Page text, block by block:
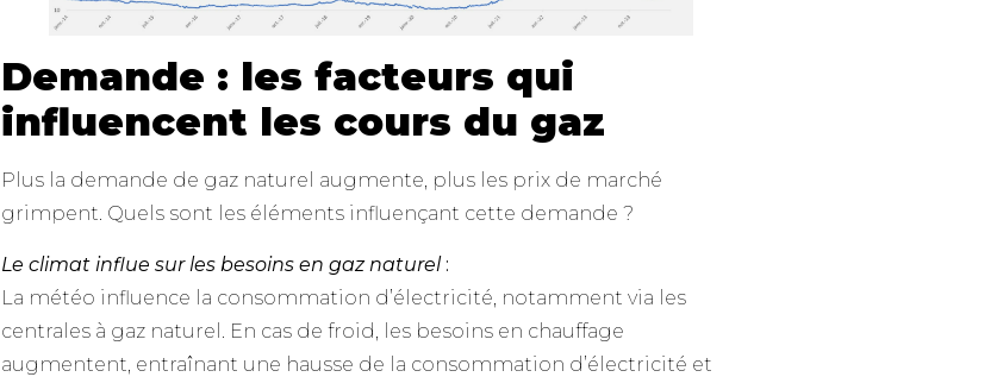
Demande : les facteurs qui
influencent les cours du gaz
Plus la demande de gaz naturel augmente, plus les prix de marché
grimpent. Quels sont les éléments influençant cette demande ?
Le climat influe sur les besoins en gaz naturel:
La météo influence la consommation d’électricité, notamment via les
centrales à gaz naturel. En cas de froid, les besoins en chauffage
augmentent, entraînant une hausse de la consommation d’électricité et